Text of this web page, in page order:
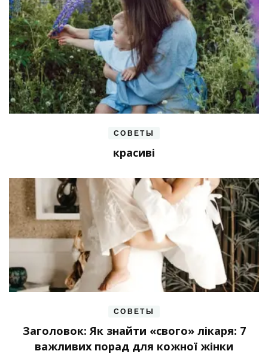
СОВЕТЫ
красиві
СОВЕТЫ
Заголовок: Як знайти «свого» лікаря: 7
важливих порад для кожної жінки